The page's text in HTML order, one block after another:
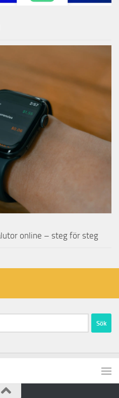
online – steg för steg